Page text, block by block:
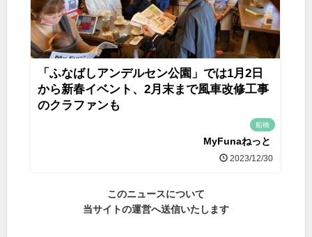
「ふなばしアンデルセン公園」では1月2日
から新春イベント、2月末まで風車改修工事
のクラファンも
船橋
MyFunaねっと
2023/12/30
このニュースについて
当サイトの運営へ送信いたします